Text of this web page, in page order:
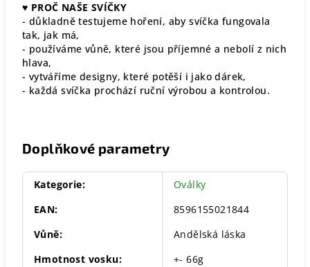
♥ PROČ NAŠE SVÍČKY
- důkladně testujeme hoření, aby svíčka fungovala
tak, jak má,
- používáme vůně, které jsou příjemné a nebolí z nich
hlava,
- vytváříme designy, které potěší i jako dárek,
- každá svíčka prochází ruční výrobou a kontrolou.
Doplňkové parametry
Kategorie:
Oválky
EAN:
8596155021844
Vůně:
Andělská láska
Hmotnost vosku: +- 66g